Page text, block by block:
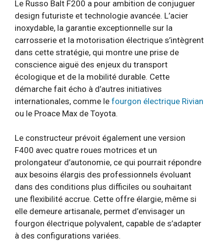
Le Russo Balt F200 a pour ambition de conjuguer
design futuriste et technologie avancée. L’acier
inoxydable, la garantie exceptionnelle sur la
carrosserie et la motorisation électrique s’intègrent
dans cette stratégie, qui montre une prise de
conscience aiguë des enjeux du transport
écologique et de la mobilité durable. Cette
démarche fait écho à d’autres initiatives
internationales, comme le fourgon électrique Rivian
ou le Proace Max de Toyota.
Le constructeur prévoit également une version
F400 avec quatre roues motrices et un
prolongateur d’autonomie, ce qui pourrait répondre
aux besoins élargis des professionnels évoluant
dans des conditions plus difficiles ou souhaitant
une flexibilité accrue. Cette offre élargie, même si
elle demeure artisanale, permet d’envisager un
fourgon électrique polyvalent, capable de s’adapter
à des configurations variées.